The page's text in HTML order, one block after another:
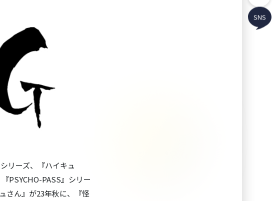
リーズ、『ハイキュ
PSYCHO-PASS』シリー
さん』が23年秋に、『怪
SNS